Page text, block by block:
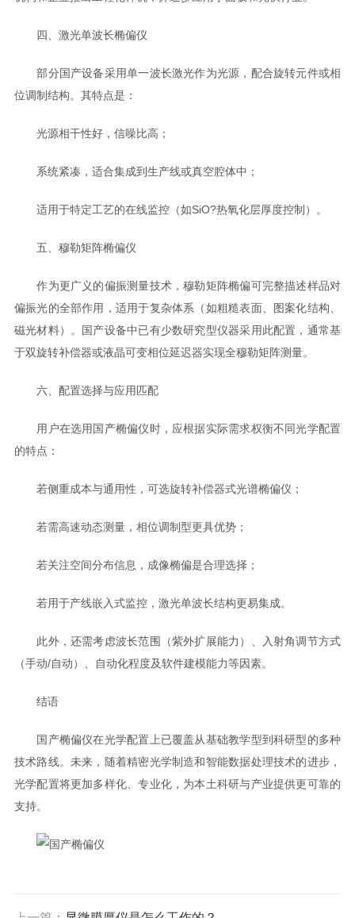
四、激光单波长椭偏仪
部分国产设备采用单一波长激光作为光源，配合旋转元件或相
位调制结构。其特点是：
光源相干性好，信噪比高；
系统紧凑，适合集成到生产线或真空腔体中；
适用于特定工艺的在线监控（如SiO?热氧化层厚度控制）。
五、穆勒矩阵椭偏仪
作为更广义的偏振测量技术，穆勒矩阵椭偏可完整描述样品对
偏振光的全部作用，适用于复杂体系（如粗糙表面、图案化结构、
磁光材料）。国产设备中已有少数研究型仪器采用此配置，通常基
于双旋转补偿器或液晶可变相位延迟器实现全穆勒矩阵测量。
六、配置选择与应用匹配
用户在选用国产椭偏仪时，应根据实际需求权衡不同光学配置
的特点：
若侧重成本与通用性，可选旋转补偿器式光谱椭偏仪；
若需高速动态测量，相位调制型更具优势；
若关注空间分布信息，成像椭偏是合理选择；
若用于产线嵌入式监控，激光单波长结构更易集成。
此外，还需考虑波长范围（紫外扩展能力）、入射角调节方式
（手动/自动）、自动化程度及软件建模能力等因素。
结语
国产椭偏仪在光学配置上已覆盖从基础教学型到科研型的多种
技术路线。未来，随着精密光学制造和智能数据处理技术的进步，
光学配置将更加多样化、专业化，为本土科研与产业提供更可靠的
支持。